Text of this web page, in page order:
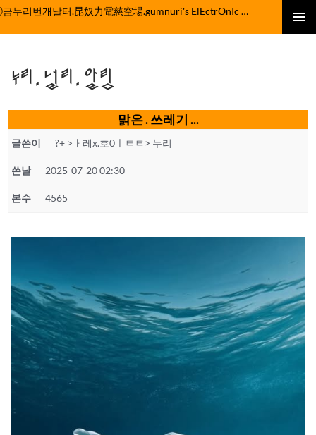
컨
뛰
기
ⓒ금누리번개날터.昆奴力電慈空場.gumnuri's ElEctrOnIc fActOrY
누리.널리.알림
맑은 . 쓰레기 ...
글쓴이 ?+ >ㅏ레x.호0ㅣㅌㅌ> 누리
쓴날 2025-07-20 02:30
본수 4565